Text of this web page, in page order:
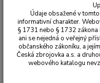
Údaje obsažené v
informativní charakter.
§ 1731 nebo § 1732
ani se nejedná o veřejný
občanského zákoníku, a
Česká zbrojovka a.s. a
webového katalogu